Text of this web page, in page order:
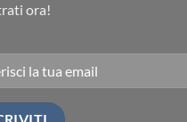
ora!